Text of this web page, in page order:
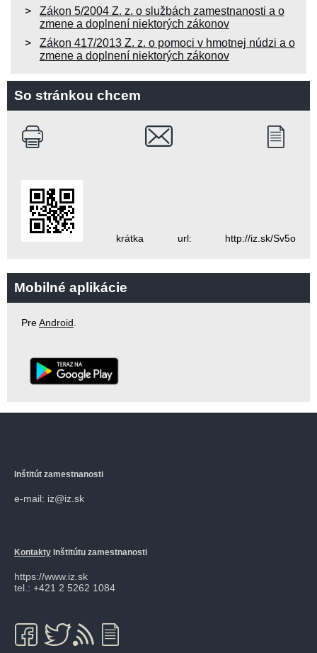
Zákon 5/2004 Z. z. o službách zamestnanosti a o
zmene a doplnení niektorých zákonov
Zákon 417/2013 Z. z. o pomoci v hmotnej núdzi a o
zmene a doplnení niektorých zákonov
So stránkou chcem
krátka url: http://iz.sk/Sv5o
Mobilné aplikácie
PreAndroid.
Inštitút zamestnanosti
e-mail: iz@iz.sk
Kontakty Inštitútu zamestnanosti
https://www.iz.sk
tel.: +421 2 5262 1084